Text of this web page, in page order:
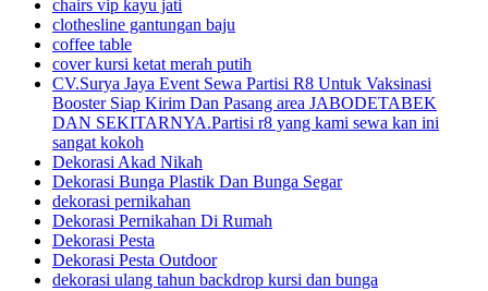
chairs vip kayu jati
clothesline gantungan baju
coffee table
cover kursi ketat merah putih
CV.Surya Jaya Event Sewa Partisi R8 Untuk Vaksinasi
Booster Siap Kirim Dan Pasang area JABODETABEK
DAN SEKITARNYA.Partisi r8 yang kami sewa kan ini
sangat kokoh
Dekorasi Akad Nikah
Dekorasi Bunga Plastik Dan Bunga Segar
dekorasi pernikahan
Dekorasi Pernikahan Di Rumah
Dekorasi Pesta
Dekorasi Pesta Outdoor
dekorasi ulang tahun backdrop kursi dan bunga